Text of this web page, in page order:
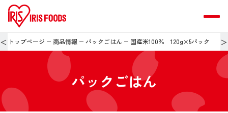
＜ トップページ 商品情報 パックごはん 国産米100％ 120g×5パック ＞
パックごはん